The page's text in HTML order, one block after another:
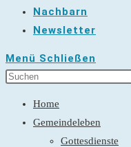
Nachbarn
Newsletter
Menü Schließen
Home
Gemeindeleben
Gottesdienste